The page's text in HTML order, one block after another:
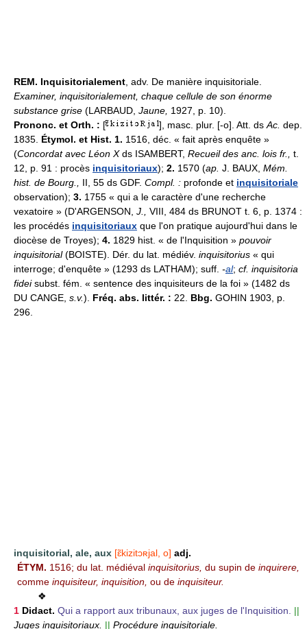
REM. Inquisitorialement , adv. De manière inquisitoriale.
Examiner, inquisitorialement, chaque cellule de son énorme
substance grise (LARBAUD, Jaune, 1927, p. 10).
Prononc. et Orth. : [ ], masc. plur. [-o]. Att. ds Ac. dep.
1835. Étymol. et Hist. 1. 1516, déc. « fait après enquête »
(Concordat avec Léon Xds ISAMBERT, Recueil des anc. lois fr., t.
12, p. 91 : procès inquisitoriaux); 2. 1570 (ap. J. BAUX, Mém.
hist. de Bourg., II, 55 ds GDF. Compl. : profonde et inquisitoriale
observation); 3. 1755 « qui a le caractère d'une recherche
vexatoire » (D'ARGENSON, J., VIII, 484 ds BRUNOT t. 6, p. 1374 :
les procédés inquisitoriaux que l'on pratique aujourd'hui dans le
diocèse de Troyes); 4. 1829 hist. « de l'Inquisition » pouvoir
inquisitorial(BOISTE). Dér. du lat. médiév. inquisitorius « qui
interroge; d'enquête » (1293 ds LATHAM); suff. -al; cf. inquisitoria
fideisubst. fém. « sentence des inquisiteurs de la foi » (1482 ds
DU CANGE, s.v.). Fréq. abs. littér. : 22. Bbg. GOHIN 1903, p.
296.
inquisitorial, ale, aux [ɛ̃kizitɔʀjal, o] adj.
ÉTYM. 1516; du lat. médiéval inquisitorius, du supin de inquirere,
comme inquisiteur, inquisition, ou de inquisiteur.
❖
1 Didact. Qui a rapport aux tribunaux, aux juges de l'Inquisition.
||
Juges inquisitoriaux. || Procédure inquisitoriale.